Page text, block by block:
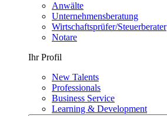
Anwälte
Unternehmensberatung
Wirtschaftsprüfer/Steuerberater
Notare
Ihr Profil
New Talents
Professionals
Business Service
Learning & Development